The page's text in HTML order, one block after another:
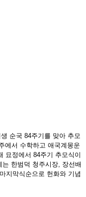
순국 84주기를 맞아 추모
에서 수학하고 애국계몽운
묘정에서 84주기 추모식이
한범덕 청주시장, 장선배
지막식순으로 헌화와 기념